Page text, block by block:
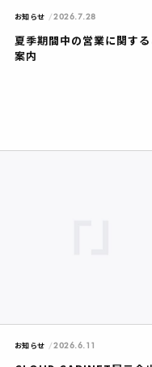
お知らせ 2026.7.28
夏季期間中の営業に関す
案内
お知らせ 2026.6.11